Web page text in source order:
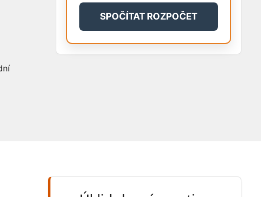
SPOČÍTAT ROZPOČET